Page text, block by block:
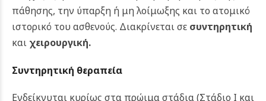
πάθησης, την ύπαρξη ή μη λοίμωξης και το ατομικό
ιστορικό του ασθενούς. Διακρίνεται σε συντηρητική
και χειρουργική.
Συντηρητική θεραπεία
Ενδείκνυται κυρίως στα πρώιμα στάδια (Στάδιο Ι και